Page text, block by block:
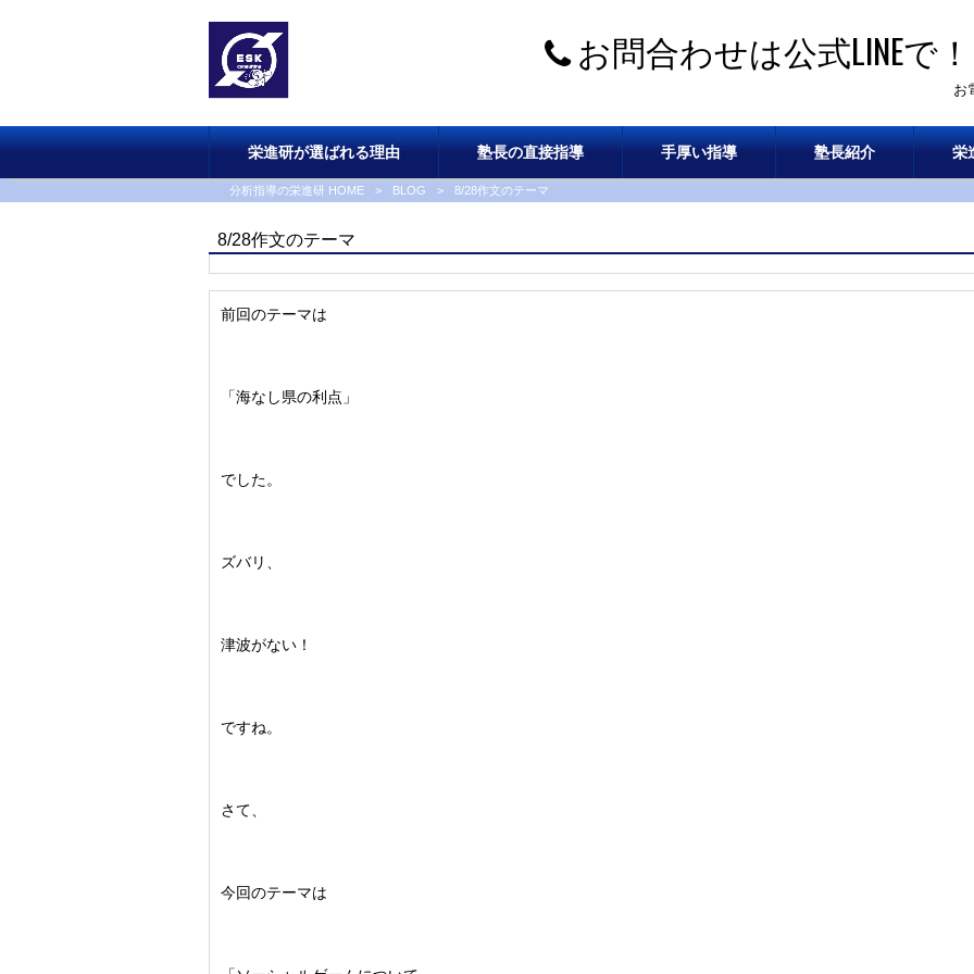
お問合わせは公式LINEで！
お
栄進研が選ばれる理由 塾長の直接指導 手厚い指導 塾長紹介 栄
分析指導の栄進研 HOME > BLOG > 8/28作文のテーマ
8/28作文のテーマ
前回のテーマは
「海なし県の利点」
でした。
ズバリ、
津波がない！
ですね。
さて、
今回のテーマは